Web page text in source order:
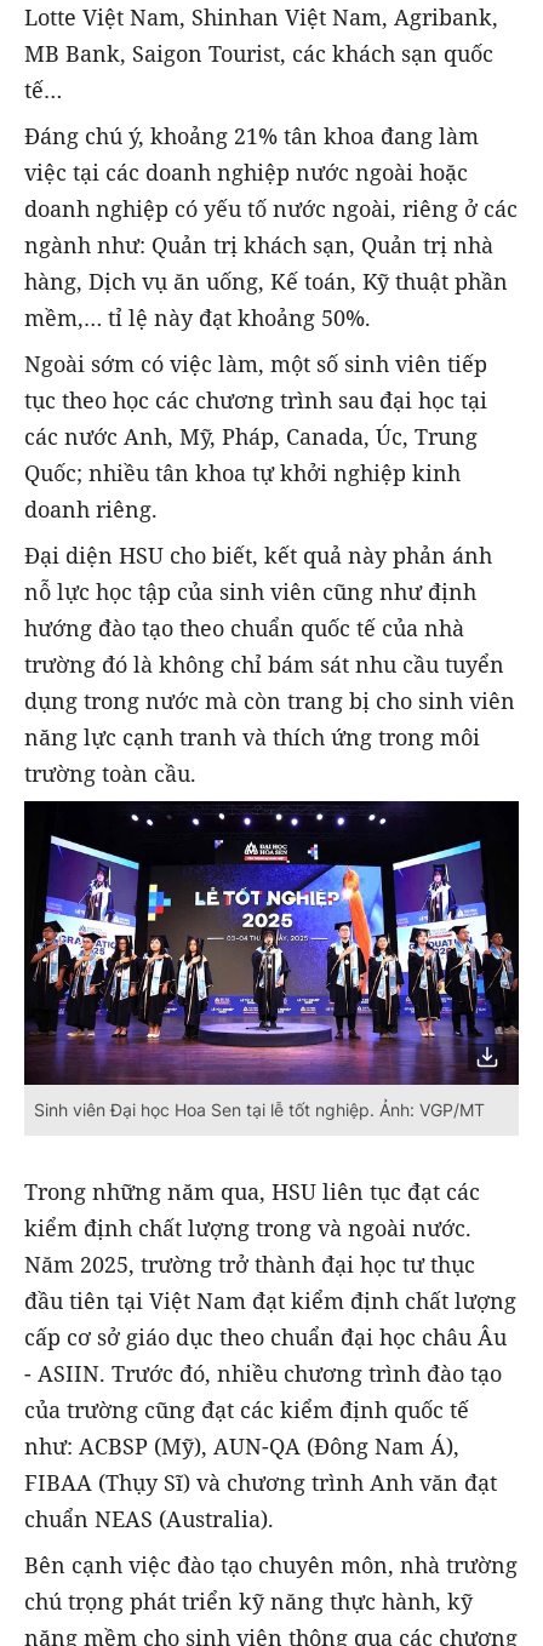
Lotte Việt Nam, Shinhan Việt Nam, Agribank,
MB Bank, Saigon Tourist, các khách sạn quốc
tế…
Đáng chú ý, khoảng 21% tân khoa đang làm
việc tại các doanh nghiệp nước ngoài hoặc
doanh nghiệp có yếu tố nước ngoài, riêng ở các
ngành như: Quản trị khách sạn, Quản trị nhà
hàng, Dịch vụ ăn uống, Kế toán, Kỹ thuật phần
mềm,… tỉ lệ này đạt khoảng 50%.
Ngoài sớm có việc làm, một số sinh viên tiếp
tục theo học các chương trình sau đại học tại
các nước Anh, Mỹ, Pháp, Canada, Úc, Trung
Quốc; nhiều tân khoa tự khởi nghiệp kinh
doanh riêng.
Đại diện HSU cho biết, kết quả này phản ánh
nỗ lực học tập của sinh viên cũng như định
hướng đào tạo theo chuẩn quốc tế của nhà
trường đó là không chỉ bám sát nhu cầu tuyển
dụng trong nước mà còn trang bị cho sinh viên
năng lực cạnh tranh và thích ứng trong môi
trường toàn cầu.
Sinh viên Đại học Hoa Sen tại lễ tốt nghiệp. Ảnh: VGP/MT
Trong những năm qua, HSU liên tục đạt các
kiểm định chất lượng trong và ngoài nước.
Năm 2025, trường trở thành đại học tư thục
đầu tiên tại Việt Nam đạt kiểm định chất lượng
cấp cơ sở giáo dục theo chuẩn đại học châu Âu
- ASIIN. Trước đó, nhiều chương trình đào tạo
của trường cũng đạt các kiểm định quốc tế
như: ACBSP (Mỹ), AUN-QA (Đông Nam Á),
FIBAA (Thụy Sĩ) và chương trình Anh văn đạt
chuẩn NEAS (Australia).
Bên cạnh việc đào tạo chuyên môn, nhà trường
chú trọng phát triển kỹ năng thực hành, kỹ
năng mềm cho sinh viên thông qua các chương